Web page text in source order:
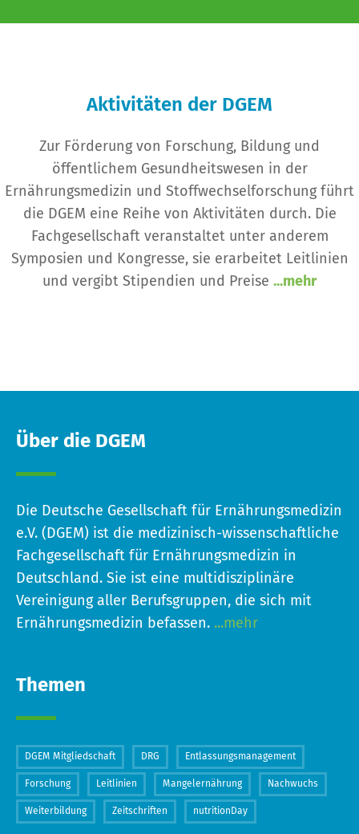
Aktivitäten der DGEM
Zur Förderung von Forschung, Bildung und
öffentlichem Gesundheitswesen in der
Ernährungsmedizin und Stoffwechselforschung führt
die DGEM eine Reihe von Aktivitäten durch. Die
Fachgesellschaft veranstaltet unter anderem
Symposien und Kongresse, sie erarbeitet Leitlinien
und vergibt Stipendien und Preise ...mehr
Über die DGEM
Die Deutsche Gesellschaft für Ernährungsmedizin
e.V. (DGEM) ist die medizinisch-wissenschaftliche
Fachgesellschaft für Ernährungsmedizin in
Deutschland. Sie ist eine multidisziplinäre
Vereinigung aller Berufsgruppen, die sich mit
Ernährungsmedizin befassen. ...mehr
Themen
DGEM Mitgliedschaft DRG Entlassungsmanagement
Forschung Leitlinien Mangelernährung Nachwuchs
Weiterbildung Zeitschriften nutritionDay